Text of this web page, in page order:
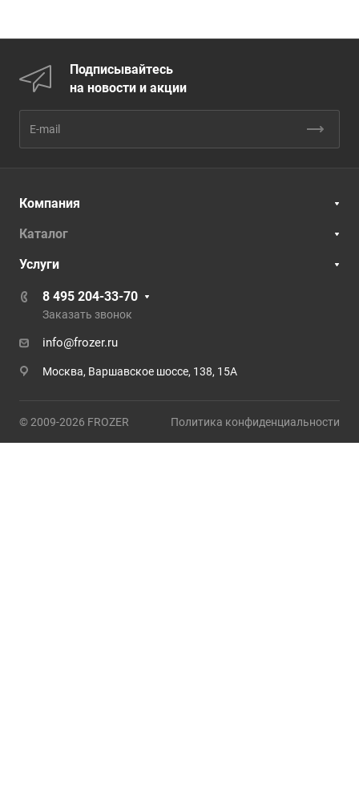
Подписывайтесь
на новости и акции
Компания
Каталог
Услуги
8 495 204-33-70
Заказать звонок
info@frozer.ru
Москва, Варшавское шоссе, 138, 15А
© 2009-2026 FROZER Политика конфиденциальности